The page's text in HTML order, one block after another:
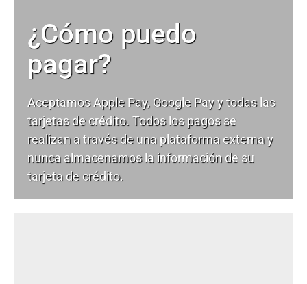
¿Cómo puedo
pagar?
Aceptamos Apple Pay, Google Pay y todas las
tarjetas de crédito. Todos los pagos se
realizan a través de una plataforma externa y
nunca almacenamos la información de su
tarjeta de crédito.